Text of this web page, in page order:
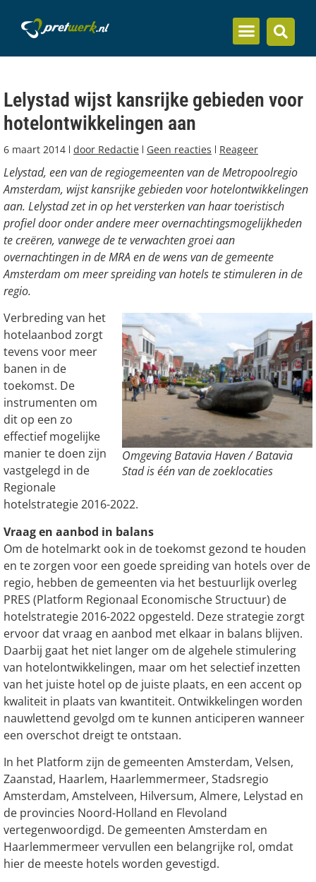
Lelystad wijst kansrijke gebieden voor
hotelontwikkelingen aan
6 maart 2014 door Redactie Geen reacties Reageer
Lelystad, een van de regiogemeenten van de Metropoolregio
Amsterdam, wijst kansrijke gebieden voor hotelontwikkelingen
aan. Lelystad zet in op het versterken van haar toeristisch
profiel door onder andere meer overnachtingsmogelijkheden
te creëren, vanwege de te verwachten groei aan
overnachtingen in de MRA en de wens van de gemeente
Amsterdam om meer spreiding van hotels te stimuleren in de
regio.
Omgeving Batavia Haven / Batavia
Stad is één van de zoeklocaties
Verbreding van het
hotelaanbod zorgt
tevens voor meer
banen in de
toekomst. De
instrumenten om
dit op een zo
effectief mogelijke
manier te doen zijn
vastgelegd in de
Regionale
hotelstrategie 2016-2022.
Vraag en aanbod in balans
Om de hotelmarkt ook in de toekomst gezond te houden
en te zorgen voor een goede spreiding van hotels over de
regio, hebben de gemeenten via het bestuurlijk overleg
PRES (Platform Regionaal Economische Structuur) de
hotelstrategie 2016-2022 opgesteld. Deze strategie zorgt
ervoor dat vraag en aanbod met elkaar in balans blijven.
Daarbij gaat het niet langer om de algehele stimulering
van hotelontwikkelingen, maar om het selectief inzetten
van het juiste hotel op de juiste plaats, en een accent op
kwaliteit in plaats van kwantiteit. Ontwikkelingen worden
nauwlettend gevolgd om te kunnen anticiperen wanneer
een overschot dreigt te ontstaan.
In het Platform zijn de gemeenten Amsterdam, Velsen,
Zaanstad, Haarlem, Haarlemmermeer, Stadsregio
Amsterdam, Amstelveen, Hilversum, Almere, Lelystad en
de provincies Noord-Holland en Flevoland
vertegenwoordigd. De gemeenten Amsterdam en
Haarlemmermeer vervullen een belangrijke rol, omdat
hier de meeste hotels worden gevestigd.